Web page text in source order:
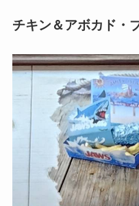
チキン＆アボカド・